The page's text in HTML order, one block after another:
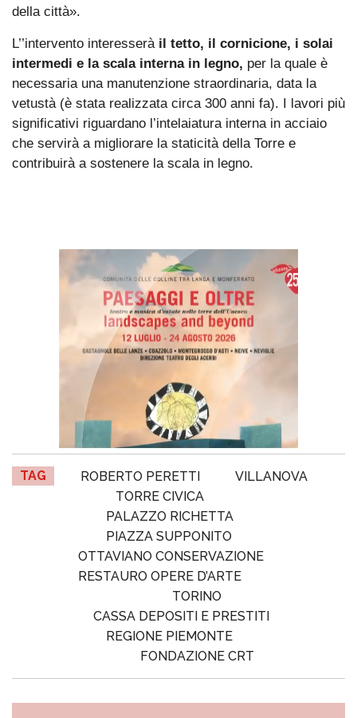
della città».
L’’intervento interesserà il tetto, il cornicione, i solai
intermedi e la scala interna in legno, per la quale è
necessaria una manutenzione straordinaria, data la
vetustà (è stata realizzata circa 300 anni fa). I lavori più
significativi riguardano l’intelaiatura interna in acciaio
che servirà a migliorare la staticità della Torre e
contribuirà a sostenere la scala in legno.
TAG ROBERTO PERETTI
VILLANOVA
TORRE CIVICA
PALAZZO RICHETTA
PIAZZA SUPPONITO
OTTAVIANO CONSERVAZIONE
RESTAURO OPERE D’ARTE
TORINO
CASSA DEPOSITI E PRESTITI
REGIONE PIEMONTE
FONDAZIONE CRT